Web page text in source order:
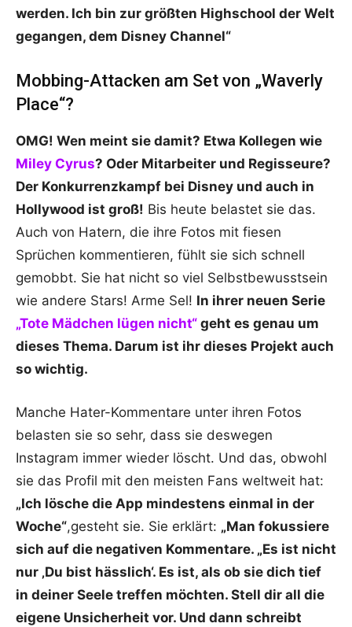
werden. Ich bin zur größten Highschool der Welt
gegangen, dem Disney Channel“
Mobbing-Attacken am Set von „Waverly
Place“?
OMG! Wen meint sie damit? Etwa Kollegen wie
Miley Cyrus? Oder Mitarbeiter und Regisseure?
Der Konkurrenzkampf bei Disney und auch in
Hollywood ist groß! Bis heute belastet sie das.
Auch von Hatern, die ihre Fotos mit fiesen
Sprüchen kommentieren, fühlt sie sich schnell
gemobbt. Sie hat nicht so viel Selbstbewusstsein
wie andere Stars! Arme Sel! In ihrer neuen Serie
„Tote Mädchen lügen nicht“ geht es genau um
dieses Thema. Darum ist ihr dieses Projekt auch
so wichtig.
Manche Hater-Kommentare unter ihren Fotos
belasten sie so sehr, dass sie deswegen
Instagram immer wieder löscht. Und das, obwohl
sie das Profil mit den meisten Fans weltweit hat:
„Ich lösche die App mindestens einmal in der
Woche“,gesteht sie. Sie erklärt: „Man fokussiere
sich auf die negativen Kommentare. „Es ist nicht
nur ‚Du bist hässlich‘. Es ist, als ob sie dich tief
in deiner Seele treffen möchten. Stell dir all die
eigene Unsicherheit vor. Und dann schreibt